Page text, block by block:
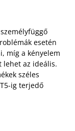
esetén
míg a kényelem
lehet az ideális.
széles
ig terjedő